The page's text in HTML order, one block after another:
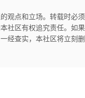
观点和立场。转载时必须
社区有权追究责任。如果
经查实，本社区将立刻删